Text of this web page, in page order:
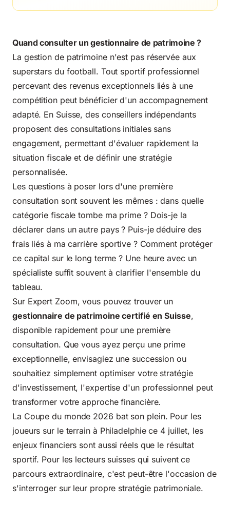
Quand consulter un gestionnaire de patrimoine ?
La gestion de patrimoine n'est pas réservée aux
superstars du football. Tout sportif professionnel
percevant des revenus exceptionnels liés à une
compétition peut bénéficier d'un accompagnement
adapté. En Suisse, des conseillers indépendants
proposent des consultations initiales sans
engagement, permettant d'évaluer rapidement la
situation fiscale et de définir une stratégie
personnalisée.
Les questions à poser lors d'une première
consultation sont souvent les mêmes : dans quelle
catégorie fiscale tombe ma prime ? Dois-je la
déclarer dans un autre pays ? Puis-je déduire des
frais liés à ma carrière sportive ? Comment protéger
ce capital sur le long terme ? Une heure avec un
spécialiste suffit souvent à clarifier l'ensemble du
tableau.
Sur Expert Zoom, vous pouvez trouver un
gestionnaire de patrimoine certifié en Suisse,
disponible rapidement pour une première
consultation. Que vous ayez perçu une prime
exceptionnelle, envisagiez une succession ou
souhaitiez simplement optimiser votre stratégie
d'investissement, l'expertise d'un professionnel peut
transformer votre approche financière.
La Coupe du monde 2026 bat son plein. Pour les
joueurs sur le terrain à Philadelphie ce 4 juillet, les
enjeux financiers sont aussi réels que le résultat
sportif. Pour les lecteurs suisses qui suivent ce
parcours extraordinaire, c'est peut-être l'occasion de
s'interroger sur leur propre stratégie patrimoniale.